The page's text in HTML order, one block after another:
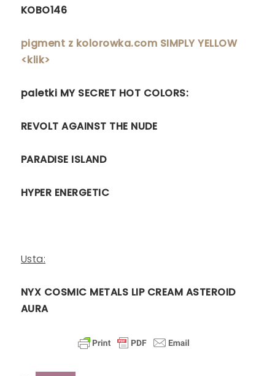
KOBO146
pigment z kolorowka.com SIMPLY YELLOW
<klik>
paletki MY SECRET HOT COLORS:
REVOLT AGAINST THE NUDE
PARADISE ISLAND
HYPER ENERGETIC
Usta:
NYX COSMIC METALS LIP CREAM ASTEROID
AURA